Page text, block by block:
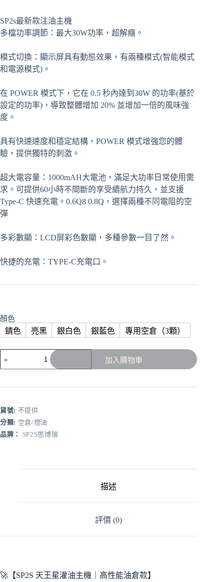
範
圍：
NT$320
到
NT$999
SP2s最新款注油主機
多檔功率調節：最大30W功率，超解癮。
模式切換：顯示屏具有動態效果，有兩種模式(智能模式
和電源模式)。
在 POWER 模式下，它在 0.5 秒內達到30W 的功率(基於
設定的功率)，導致整體增加 20% 並增加一倍的風味強
度。
具有快速速度和穩定結構，POWER 模式增強您的體
驗，提供獨特的刺激。
超大電容量：1000mAH大電池，滿足大功率日常使用需
求。可提供60小時不間斷的享受續航力持久，並支援
Type-C 快速充電。0.6Q8 0.8Q，選擇兩種不同電阻的空
彈
多彩數顯：LCD屏彩色數顯，多種參數一目了然。
快捷的充電：TYPE-C充電口。
顏色
錆色 亮黑 銀白色 銀藍色 專用空倉（3顆）
SP2S
天
油
主
機
❤️‍最
機
颗
加入購物車
貨號: 不提供
分類: 空倉/煙油
品牌： SP2S思博瑞
描述
評價 (0)
🚀【SP2S 天王星灌油主機｜高性能油倉款】